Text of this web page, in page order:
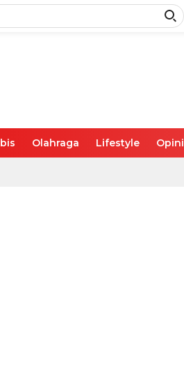
Olahraga Lifestyle Opini